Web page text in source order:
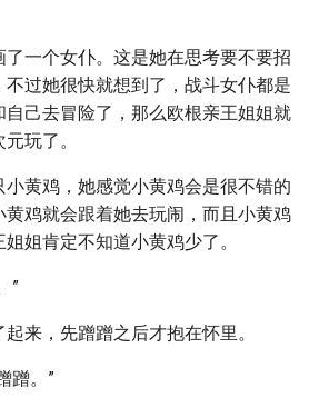
一个女仆。这是她在思考要不要招
过她很快就想到了，战斗女仆都是
己去冒险了，那么欧根亲王姐姐就
玩了。
黄鸡，她感觉小黄鸡会是很不错的
鸡就会跟着她去玩闹，而且小黄鸡
姐肯定不知道小黄鸡少了。
”
来，先蹭蹭之后才抱在怀里。
蹭。”